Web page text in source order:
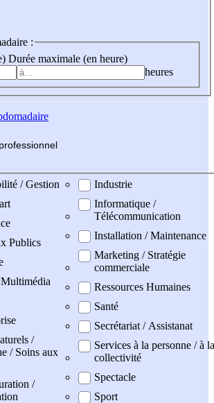
:
Durée maximale (en heure)
heures
fessionnel
/ Gestion
Publics
/
/ Soins aux
/
Industrie
Informatique /
Télécommunication
Installation / Maintenance
Marketing / Stratégie
commerciale
Ressources Humaines
Santé
Secrétariat / Assistanat
Services à la personne / à la
collectivité
Spectacle
Sport